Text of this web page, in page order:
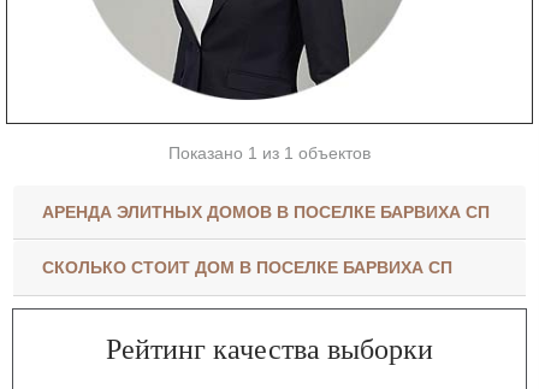
Показано 1 из 1 объектов
АРЕНДА ЭЛИТНЫХ ДОМОВ В ПОСЕЛКЕ БАРВИХА СП
СКОЛЬКО СТОИТ ДОМ В ПОСЕЛКЕ БАРВИХА СП
Рейтинг качества выборки